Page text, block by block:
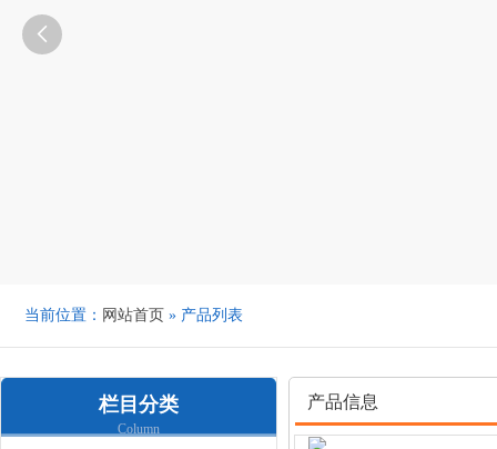

当前位置： 网站首页 » 产品列表
栏目分类
Column
产品信息